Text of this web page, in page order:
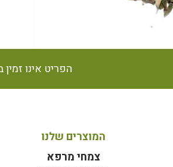
הפריט אינו
המוצרים שלנו
צמחי מרפא